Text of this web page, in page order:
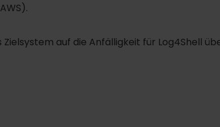
auf die Anfälligkeit für Log4Shell